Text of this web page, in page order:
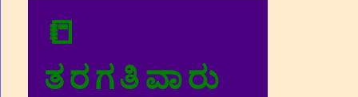
📒
ತರಗತಿವಾರು